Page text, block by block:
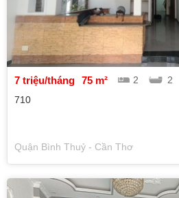
7 triệu/tháng 75 m² 2
2
710
Quận Bình Thuỷ - Cần Thơ